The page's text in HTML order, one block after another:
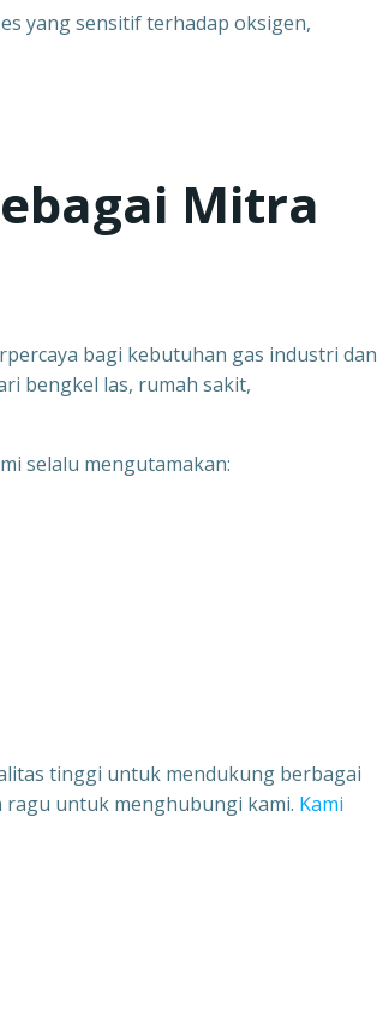
yang sensitif terhadap oksigen,
Mitra
bagi kebutuhan gas industri dan
bengkel las, rumah sakit,
selalu mengutamakan:
tinggi untuk mendukung berbagai
untuk menghubungi kami. Kami